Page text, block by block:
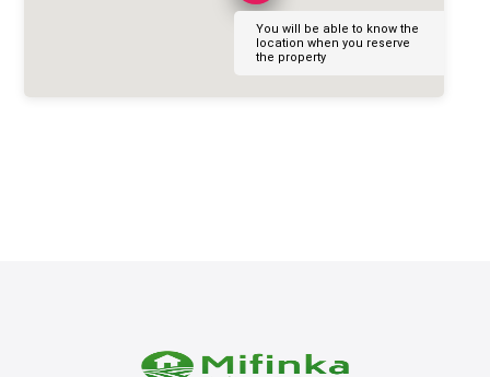
You will be able to know the
location when you reserve
the property